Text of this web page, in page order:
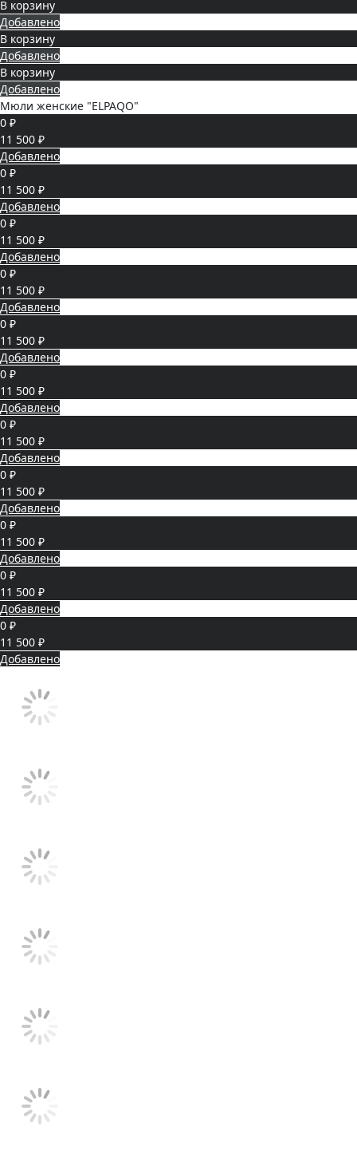
В корзину
Добавлено
В корзину
Добавлено
В корзину
Добавлено
Мюли женские "ELPAQO"
0 ₽
11 500 ₽
Добавлено
0 ₽
11 500 ₽
Добавлено
0 ₽
11 500 ₽
Добавлено
0 ₽
11 500 ₽
Добавлено
0 ₽
11 500 ₽
Добавлено
0 ₽
11 500 ₽
Добавлено
0 ₽
11 500 ₽
Добавлено
0 ₽
11 500 ₽
Добавлено
0 ₽
11 500 ₽
Добавлено
0 ₽
11 500 ₽
Добавлено
0 ₽
11 500 ₽
Добавлено